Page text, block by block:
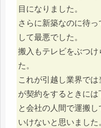
目になりました。
さらに新築なのに待
して最悪でした。
搬入もテレビをぶつ
た。
これが引越し業界で
が契約をするときに
と会社の人間で運搬
いけないと思いました